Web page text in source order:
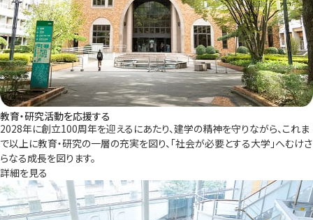
教育・研究活動を応援する
2028年に創立100周年を迎えるにあたり、建学の精神を守りながら、これま
で以上に教育・研究の一層の充実を図り、「社会が必要とする大学」へむけさ
らなる成長を図ります。
詳細を見る